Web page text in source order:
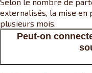
Selon le nombre de
externalisés, la mise en
plusieurs mois.
Peut-on